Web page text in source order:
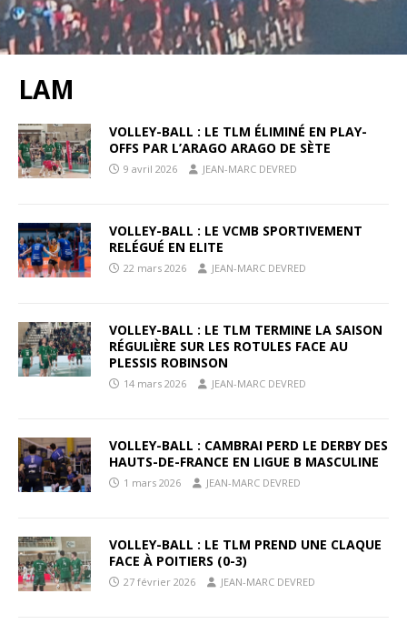
LAM
VOLLEY-BALL : LE TLM ÉLIMINÉ EN PLAY-
OFFS PAR L’ARAGO ARAGO DE SÈTE
9 avril 2026 JEAN-MARC DEVRED
VOLLEY-BALL : LE VCMB SPORTIVEMENT
RELÉGUÉ EN ELITE
22 mars 2026 JEAN-MARC DEVRED
VOLLEY-BALL : LE TLM TERMINE LA SAISON
RÉGULIÈRE SUR LES ROTULES FACE AU
PLESSIS ROBINSON
14 mars 2026 JEAN-MARC DEVRED
VOLLEY-BALL : CAMBRAI PERD LE DERBY DES
HAUTS-DE-FRANCE EN LIGUE B MASCULINE
1 mars 2026 JEAN-MARC DEVRED
VOLLEY-BALL : LE TLM PREND UNE CLAQUE
FACE À POITIERS (0-3)
27 février 2026 JEAN-MARC DEVRED